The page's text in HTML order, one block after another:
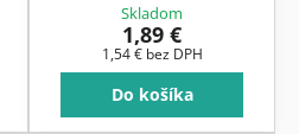
Skladom
1,89 €
1,54 € bez DPH
Do košíka